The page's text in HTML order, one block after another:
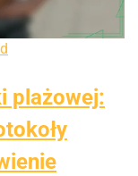
plażowej: